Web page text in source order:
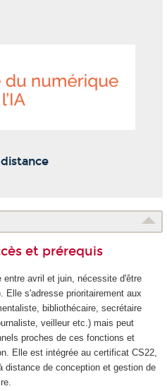
et prérequis
avril et juin, nécessite d'être
Elle s'adresse prioritairement aux
bibliothécaire, secrétaire
veilleur etc.) mais peut
proches de ces fonctions et
Elle est intégrée au certificat CS22,
de conception et gestion de